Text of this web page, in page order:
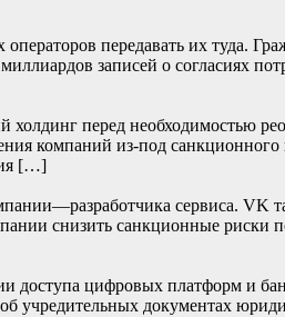
передавать их туда.
записей о согласиях
перед необходимостью
компаний из-под санкционного
[…]
сервиса. VK
снизить санкционные риски
доступа цифровых платформ и
учредительных документах